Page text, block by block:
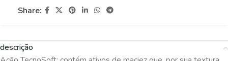
Share:
descrição